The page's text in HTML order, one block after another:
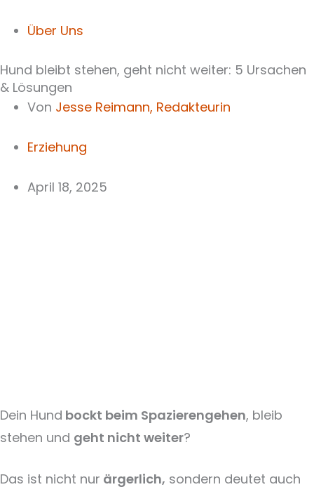
Über Uns
Hund bleibt stehen, geht nicht weiter: 5 Ursachen
& Lösungen
Von Jesse Reimann, Redakteurin
Erziehung
April 18, 2025
Dein Hund bockt beim Spazierengehen, bleib
stehen und geht nicht weiter?
Das ist nicht nur ärgerlich, sondern deutet auch